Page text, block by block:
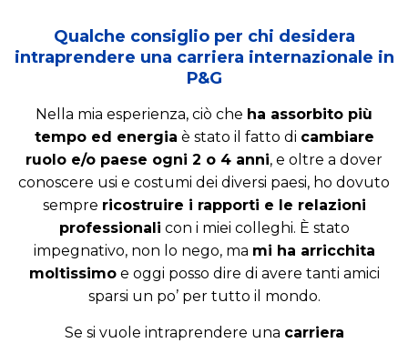
Qualche consiglio per chi desidera
intraprendere una carriera internazionale in
P&G
Nella mia esperienza, ciò che ha assorbito più
tempo ed energia è stato il fatto di cambiare
ruolo e/o paese ogni 2 o 4 anni, e oltre a dover
conoscere usi e costumi dei diversi paesi, ho dovuto
sempre ricostruire i rapporti e le relazioni
professionali con i miei colleghi. È stato
impegnativo, non lo nego, ma mi ha arricchita
moltissimoe oggi posso dire di avere tanti amici
sparsi un po’ per tutto il mondo.
Se si vuole intraprendere una carriera